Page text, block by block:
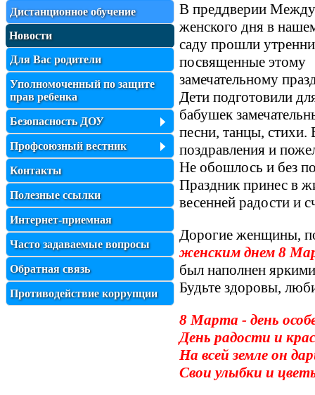
Дистанционное обучение
Новости
Для Вас родители
Уполномоченный по защите
прав ребенка
Безопасность ДОУ
Профсоюзный вестник
Контакты
Полезные ссылки
Интернет-приемная
Часто задаваемые вопросы
Обратная связь
Противодействие коррупции
В преддверии
женского дня в
саду прошли
посвященные этому
замечательному
Дети подготовили
бабушек
песни, танцы, стихи.
поздравления и
Не обошлось и без
Праздник принес в
весенней радости и
Дорогие женщины,
женским днем 8
был наполнен
Будьте здоровы,
8 Марта - день
День радости и
На всей земле он
Свои улыбки и